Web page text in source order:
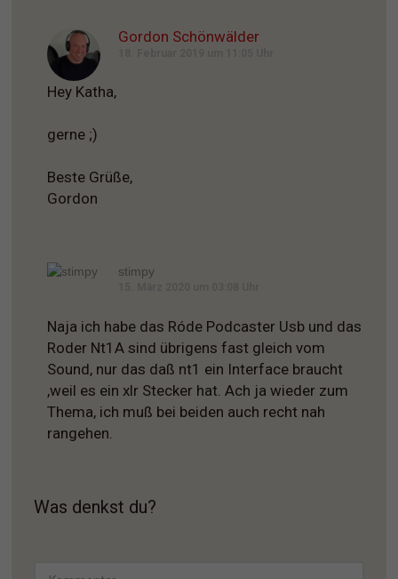
Gordon Schönwälder
Hey Katha,
gerne ;)
Beste Grüße,
Gordon
stimpy
Naja ich habe das Róde Podcaster Usb und das
Roder Nt1A sind übrigens fast gleich vom
Sound, nur das daß nt1 ein Interface braucht
,weil es ein xlr Stecker hat. Ach ja wieder zum
Thema, ich muß bei beiden auch recht nah
rangehen.
Was denkst du?